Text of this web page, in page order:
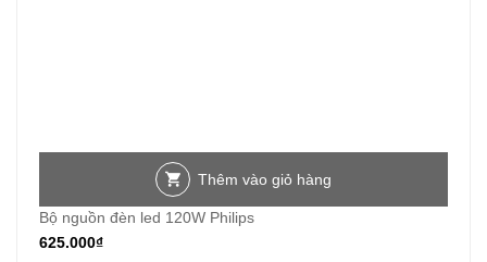
Thêm vào giỏ hàng
Bộ nguồn đèn led 120W Philips
625.000₫